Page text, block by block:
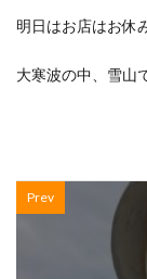
明日はお店はお休
大寒波の中、雪山
Prev